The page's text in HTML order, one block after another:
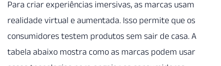
Para criar experiências imersivas, as marcas usam
realidade virtual e aumentada. Isso permite que os
consumidores testem produtos sem sair de casa. A
tabela abaixo mostra como as marcas podem usar